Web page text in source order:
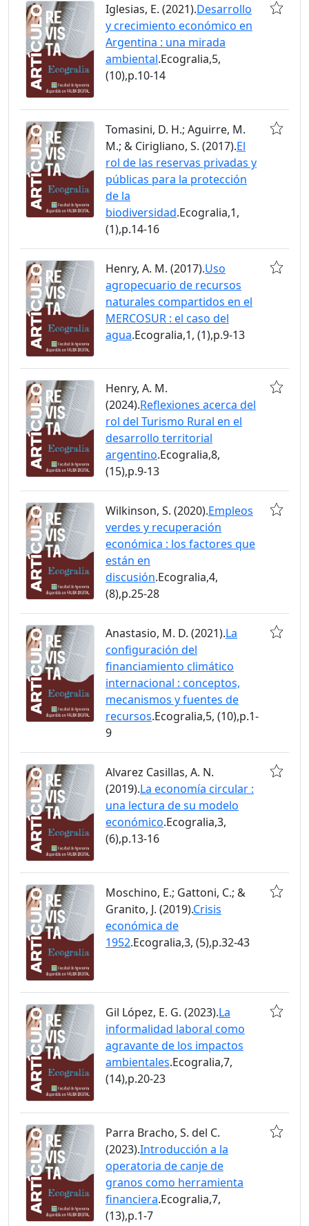
Iglesias, E. (2021).Desarrollo
y crecimiento económico en
Argentina : una mirada
ambiental.Ecogralia,5,
(10),p.10-14
Tomasini, D. H.; Aguirre, M.
M.; & Cirigliano, S. (2017).El
rol de las reservas privadas y
públicas para la protección
de la
biodiversidad.Ecogralia,1,
(1),p.14-16
Henry, A. M. (2017).Uso
agropecuario de recursos
naturales compartidos en el
MERCOSUR : el caso del
agua.Ecogralia,1, (1),p.9-13
Henry, A. M.
(2024).Reflexiones acerca del
rol del Turismo Rural en el
desarrollo territorial
argentino.Ecogralia,8,
(15),p.9-13
Wilkinson, S. (2020).Empleos
verdes y recuperación
económica : los factores que
están en
discusión.Ecogralia,4,
(8),p.25-28
Anastasio, M. D. (2021).La
configuración del
financiamiento climático
internacional : conceptos,
mecanismos y fuentes de
recursos.Ecogralia,5, (10),p.1-
9
Alvarez Casillas, A. N.
(2019).La economía circular :
una lectura de su modelo
económico.Ecogralia,3,
(6),p.13-16
Moschino, E.; Gattoni, C.; &
Granito, J. (2019).Crisis
económica de
1952.Ecogralia,3, (5),p.32-43
Gil López, E. G. (2023).La
informalidad laboral como
agravante de los impactos
ambientales.Ecogralia,7,
(14),p.20-23
Parra Bracho, S. del C.
(2023).Introducción a la
operatoria de canje de
granos como herramienta
financiera.Ecogralia,7,
(13),p.1-7